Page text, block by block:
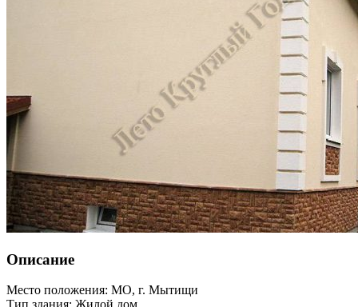
Описание
Место положения: МО, г. Мытищи